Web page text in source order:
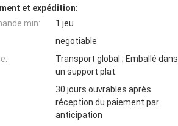
et expédition:
min:
1 jeu
negotiable
Transport global ; Emballé dans
un support plat.
30 jours ouvrables après
réception du paiement par
anticipation